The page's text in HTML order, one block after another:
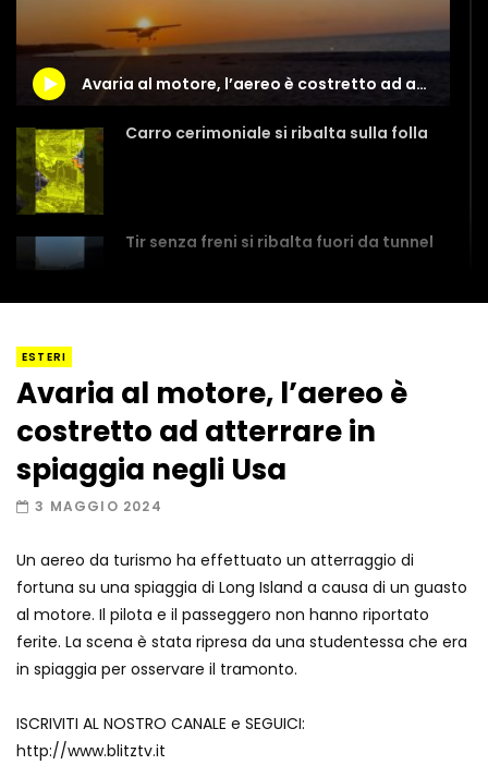
Avaria al motore, l’aereo è costretto ad atterrare in spiaggia negli Usa
Carro cerimoniale si ribalta sulla folla
Tir senza freni si ribalta fuori da tunnel
Amiocuggino fa saltare in aria il drone
Record di baci in 30 secondi
Due navi USA si scontrano in mare
ESTERI
Avaria al motore, l’aereo è
costretto ad atterrare in
spiaggia negli Usa
3 MAGGIO 2024
Un aereo da turismo ha effettuato un atterraggio di
fortuna su una spiaggia di Long Island a causa di un guasto
al motore. Il pilota e il passeggero non hanno riportato
ferite. La scena è stata ripresa da una studentessa che era
in spiaggia per osservare il tramonto.
ISCRIVITI AL NOSTRO CANALE e SEGUICI:
http://www.blitztv.it